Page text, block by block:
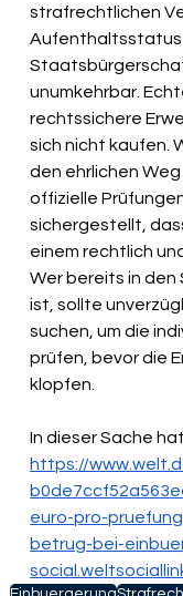
strafrechtlichen
Aufenthaltsstatus
unumkehrbar.
rechtssichere
sich nicht kaufen.
den ehrlichen
offizielle
sichergestellt,
einem rechtlich
Wer bereits in
ist, sollte
suchen, um die
prüfen, bevor die
klopfen.
In dieser Sache
https://
euro-pro-
betrug-bei-